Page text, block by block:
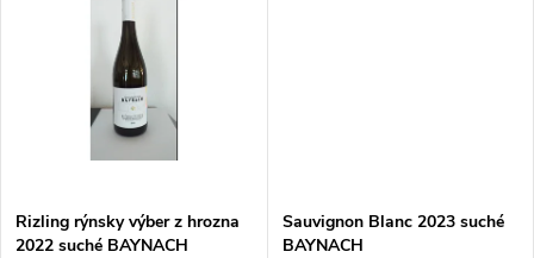
Rizling rýnsky výber z hrozna
2022 suché BAYNACH
Sauvignon Blanc 2023 suché
BAYNACH